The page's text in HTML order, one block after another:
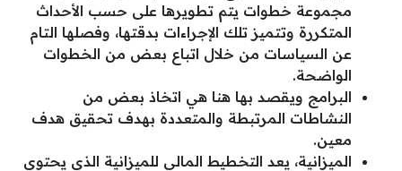
مجموعة خطوات يتم تطويرها على حسب الأحداث
المتكررة وتتميز تلك الإجراءات بدقتها، وفصلها التام
عن السياسات من خلال اتباع بعض من الخطوات
الواضحة.
البرامج ويقصد بها هنا هي اتخاذ بعض من
النشاطات المرتبطة والمتعددة بهدف تحقيق هدف
معين.
الميزانية، يعد التخطيط المالي للميزانية الذي يحتوي